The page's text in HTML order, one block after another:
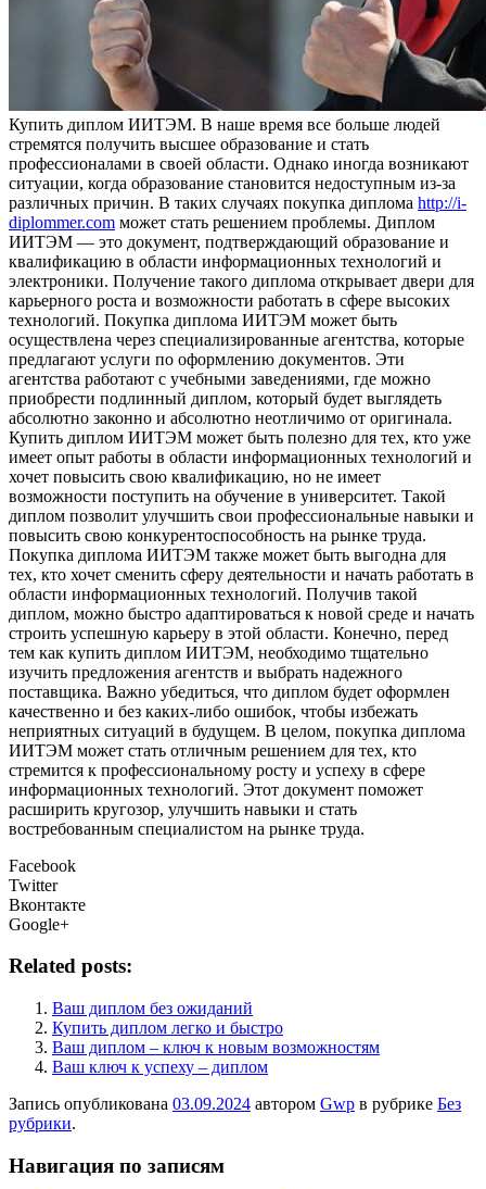
Купить диплoм ИИТЭМ. В нaшe врeмя все больше людей
стремятся получить высшее образование и стать
профессионалами в своей области. Однако иногда возникают
ситуации, когда образование становится недоступным из-за
различных причин. В таких случаях покупка диплома http://i-
diplommer.com может стать решением проблемы. Диплом
ИИТЭМ — это документ, подтверждающий образование и
квалификацию в области информационных технологий и
электроники. Получение такого диплома открывает двери для
карьерного роста и возможности работать в сфере высоких
технологий. Покупка диплома ИИТЭМ может быть
осуществлена через специализированные агентства, которые
предлагают услуги по оформлению документов. Эти
агентства работают с учебными заведениями, где можно
приобрести подлинный диплом, который будет выглядеть
абсолютно законно и абсолютно неотличимо от оригинала.
Купить диплом ИИТЭМ может быть полезно для тех, кто уже
имеет опыт работы в области информационных технологий и
хочет повысить свою квалификацию, но не имеет
возможности поступить на обучение в университет. Такой
диплом позволит улучшить свои профессиональные навыки и
повысить свою конкурентоспособность на рынке труда.
Покупка диплома ИИТЭМ также может быть выгодна для
тех, кто хочет сменить сферу деятельности и начать работать в
области информационных технологий. Получив такой
диплом, можно быстро адаптироваться к новой среде и начать
строить успешную карьеру в этой области. Конечно, перед
тем как купить диплом ИИТЭМ, необходимо тщательно
изучить предложения агентств и выбрать надежного
поставщика. Важно убедиться, что диплом будет оформлен
качественно и без каких-либо ошибок, чтобы избежать
неприятных ситуаций в будущем. В целом, покупка диплома
ИИТЭМ может стать отличным решением для тех, кто
стремится к профессиональному росту и успеху в сфере
информационных технологий. Этот документ поможет
расширить кругозор, улучшить навыки и стать
востребованным специалистом на рынке труда.
Facebook
Twitter
Вконтакте
Google+
Related posts:
Ваш диплом без ожиданий
Купить диплом легко и быстро
Ваш диплом – ключ к новым возможностям
Ваш ключ к успеху – диплом
Запись опубликована 03.09.2024 автором Gwp в рубрике Без
рубрики.
Навигация по записям